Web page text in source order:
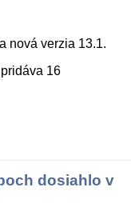
nová verzia 13.1.
16
dosiahlo v